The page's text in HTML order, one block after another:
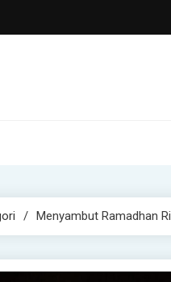
Menyambut Ramadhan